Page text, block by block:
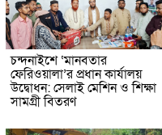
চন্দনাইশে ‘মানবতার
ফেরিওয়ালা’র প্রধান কার্যালয়
উদ্বোধন: সেলাই মেশিন ও শিক্ষা
সামগ্রী বিতরণ